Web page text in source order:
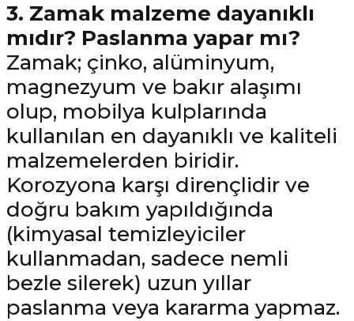
3. Zamak malzeme dayanıklı
mıdır? Paslanma yapar mı?
Zamak; çinko, alüminyum,
magnezyum ve bakır alaşımı
olup, mobilya kulplarında
kullanılan en dayanıklı ve kaliteli
malzemelerden biridir.
Korozyona karşı dirençlidir ve
doğru bakım yapıldığında
(kimyasal temizleyiciler
kullanmadan, sadece nemli
bezle silerek) uzun yıllar
paslanma veya kararma yapmaz.